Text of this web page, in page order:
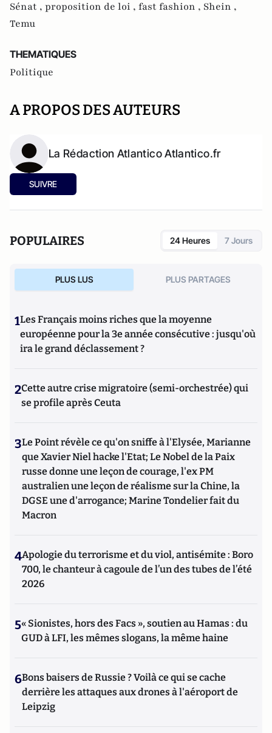
Sénat , proposition de loi , fast fashion , Shein ,
Temu
THEMATIQUES
Politique
A PROPOS DES AUTEURS
La Rédaction Atlantico Atlantico.fr
SUIVRE
POPULAIRES 24 Heures 7 Jours
PLUS LUS PLUS PARTAGES
1Les Français moins riches que la moyenne
européenne pour la 3e année consécutive : jusqu'où
ira le grand déclassement ?
2Cette autre crise migratoire (semi-orchestrée) qui
se profile après Ceuta
3Le Point révèle ce qu'on sniffe à l'Elysée, Marianne
que Xavier Niel hacke l'Etat; Le Nobel de la Paix
russe donne une leçon de courage, l'ex PM
australien une leçon de réalisme sur la Chine, la
DGSE une d'arrogance; Marine Tondelier fait du
Macron
4Apologie du terrorisme et du viol, antisémite : Boro
700, le chanteur à cagoule de l’un des tubes de l’été
2026
5« Sionistes, hors des Facs », soutien au Hamas : du
GUD à LFI, les mêmes slogans, la même haine
6Bons baisers de Russie ? Voilà ce qui se cache
derrière les attaques aux drones à l'aéroport de
Leipzig